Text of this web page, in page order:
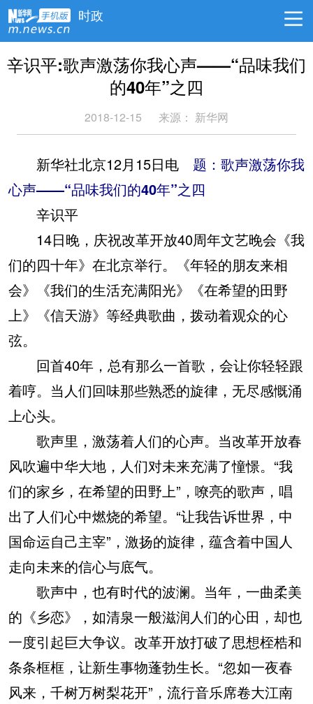
时政
辛识平:歌声激荡你我心声——“品味我们
的40年”之四
2018-12-15 来源： 新华网
新华社北京12月15日电 题：歌声激荡你我
心声——“品味我们的40年”之四
辛识平
14日晚，庆祝改革开放40周年文艺晚会《我
们的四十年》在北京举行。《年轻的朋友来相
会》《我们的生活充满阳光》《在希望的田野
上》《信天游》等经典歌曲，拨动着观众的心
弦。
回首40年，总有那么一首歌，会让你轻轻跟
着哼。当人们回味那些熟悉的旋律，无尽感慨涌
上心头。
歌声里，激荡着人们的心声。当改革开放春
风吹遍中华大地，人们对未来充满了憧憬。“我
们的家乡，在希望的田野上”，嘹亮的歌声，唱
出了人们心中燃烧的希望。“让我告诉世界，中
国命运自己主宰”，激扬的旋律，蕴含着中国人
走向未来的信心与底气。
歌声中，也有时代的波澜。当年，一曲柔美
的《乡恋》，如清泉一般滋润人们的心田，却也
一度引起巨大争议。改革开放打破了思想桎梏和
条条框框，让新生事物蓬勃生长。“忽如一夜春
风来，千树万树梨花开”，流行音乐席卷大江南